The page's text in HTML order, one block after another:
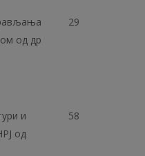
од др
29
и
од
58